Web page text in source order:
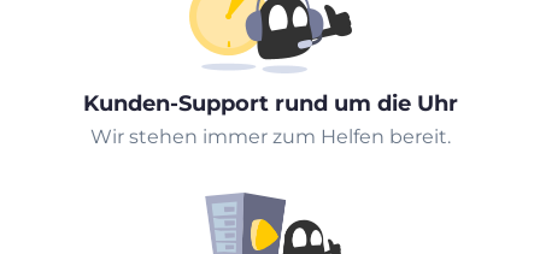
Kunden-Support rund um die Uhr
Wir stehen immer zum Helfen bereit.